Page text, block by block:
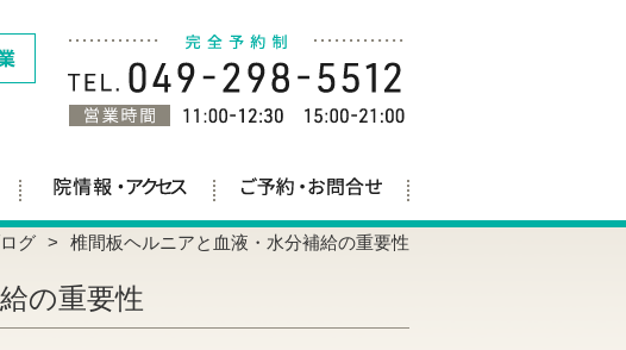
グ 椎間板ヘルニアと血液・水分補給の重要性
の重要性